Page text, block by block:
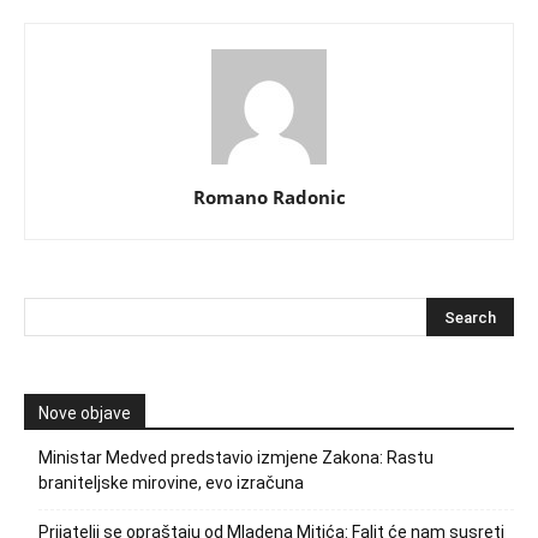
Romano Radonic
Nove objave
Ministar Medved predstavio izmjene Zakona: Rastu
braniteljske mirovine, evo izračuna
Prijatelji se opraštaju od Mladena Mitića: Falit će nam susreti